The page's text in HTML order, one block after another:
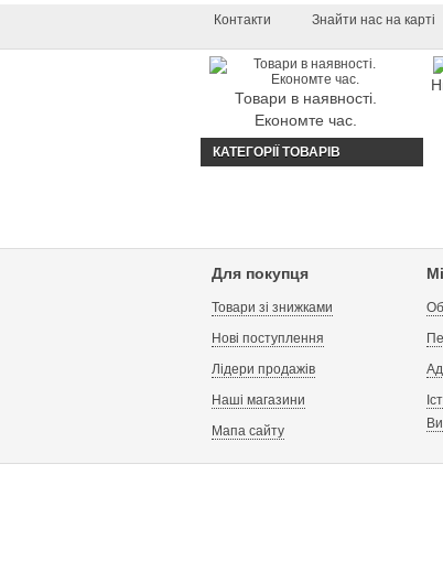
Контакти
Знайти нас на карті
Товари в наявності.
Економте час.
КАТЕГОРІЇ ТОВАРІВ
Для покупця
Товари зі знижками
Нові поступлення
Лідери продажів
Наші магазини
Мапа сайту